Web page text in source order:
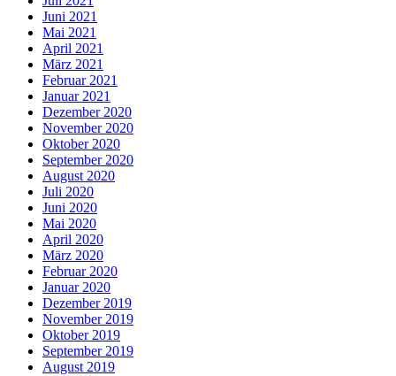
Juni 2021
Mai 2021
April 2021
März 2021
Februar 2021
Januar 2021
Dezember 2020
November 2020
Oktober 2020
September 2020
August 2020
Juli 2020
Juni 2020
Mai 2020
April 2020
März 2020
Februar 2020
Januar 2020
Dezember 2019
November 2019
Oktober 2019
September 2019
August 2019